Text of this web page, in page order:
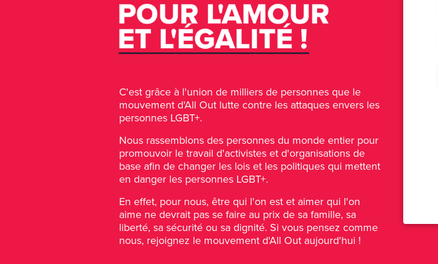
C'est grâce à l'union de milliers de personnes que le
mouvement d'All Out lutte contre les attaques envers les
personnes LGBT+.
Nous rassemblons des personnes du monde entier pour
promouvoir le travail d'activistes et d'organisations de
base afin de changer les lois et les politiques qui mettent
en danger les personnes LGBT+.
En effet, pour nous, être qui l'on est et aimer qui l'on
aime ne devrait pas se faire au prix de sa famille, sa
liberté, sa sécurité ou sa dignité. Si vous pensez comme
nous, rejoignez le mouvement d'All Out aujourd'hui !